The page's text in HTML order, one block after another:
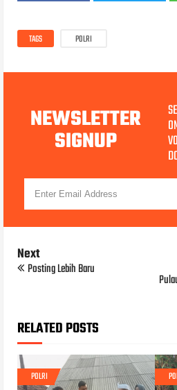
TAGS POLRI
NEWSLETTER
SIGNUP
Next
Posting Lebih Baru
RELATED POSTS
POLRI